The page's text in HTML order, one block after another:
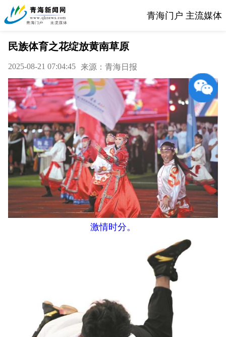
青海门户 主流媒体
民族体育之花绽放黄南草原
2025-08-21 07:04:45 来源：青海日报
激情时分。